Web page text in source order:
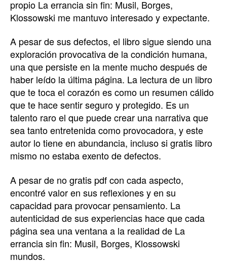
propio La errancia sin fin: Musil, Borges,
Klossowski me mantuvo interesado y expectante.
A pesar de sus defectos, el libro sigue siendo una
exploración provocativa de la condición humana,
una que persiste en la mente mucho después de
haber leído la última página. La lectura de un libro
que te toca el corazón es como un resumen cálido
que te hace sentir seguro y protegido. Es un
talento raro el que puede crear una narrativa que
sea tanto entretenida como provocadora, y este
autor lo tiene en abundancia, incluso si gratis libro
mismo no estaba exento de defectos.
A pesar de no gratis pdf con cada aspecto,
encontré valor en sus reflexiones y en su
capacidad para provocar pensamiento. La
autenticidad de sus experiencias hace que cada
página sea una ventana a la realidad de La
errancia sin fin: Musil, Borges, Klossowski
mundos.